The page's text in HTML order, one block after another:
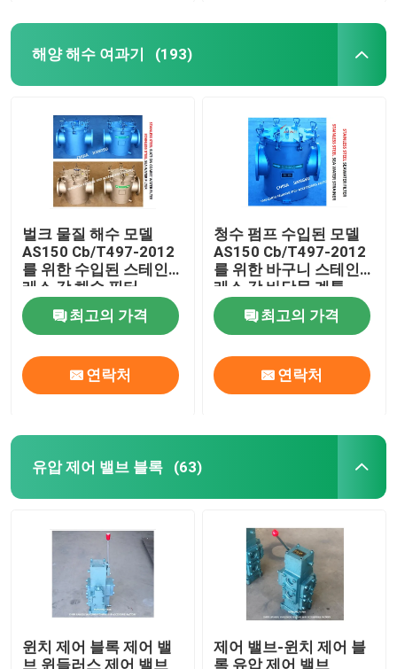
해양 해수 여과기 (193)
벌크 물질 해수 모델
AS150 Cb/T497-2012
를 위한 수입된 스테인
레스 강 해수 필터
최고의 가격
연락처
청수 펌프 수입된 모델
AS150 Cb/T497-2012
를 위한 바구니 스테인
레스 강 바닷물 계통
최고의 가격
연락처
유압 제어 밸브 블록 (63)
윈치 제어 블록 제어 밸
브 윈들러스 제어 밸브
제어 밸브-윈치 제어 블
록 유압 제어 밸브